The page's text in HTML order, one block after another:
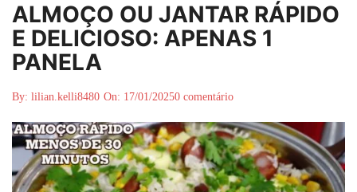
ALMOÇO OU JANTAR RÁPIDO
E DELICIOSO: APENAS 1
PANELA
By: lilian.kelli8480 On: 17/01/20250 comentário